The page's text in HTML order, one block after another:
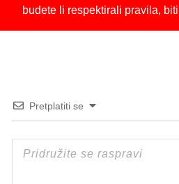
budete li respektirali pravila,
Pretplatiti se